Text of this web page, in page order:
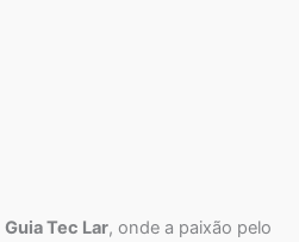
Guia Tec Lar, onde a paixão pelo